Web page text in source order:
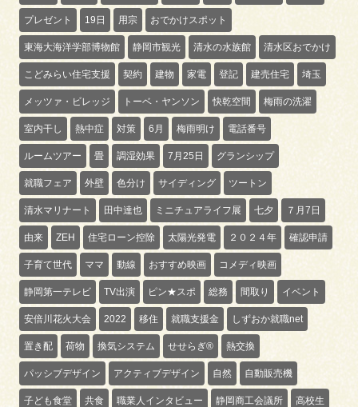
プレゼント 19日 用宗 おでかけスポット
東海大海洋学部博物館 静岡市観光 清水の水族館 清水区おでかけ
こどみらい住宅支援 契約 建物 家電 登記 建売住宅 埼玉
メッツァ・ビレッジ トーベ・ヤンソン 快乾空間 梅雨の洗濯
室内干し 熱中症 対策 6月 梅雨明け 電話番号
ルームツアー 畳 調湿効果 7月25日 グランシップ
就職フェア 外壁 色分け サイディング ツートン
清水マリナート 田中達也 ミニチュアライフ展 七夕 ７月7日
由来 ZEH 住宅ローン控除 太陽光発電 ２０２４年 確認申請
子育て世代 ママ 動線 おすすめ映画 コメディ映画
静岡第一テレビ TV出演 ピン★スポ 総務 間取り イベント
安倍川花火大会 2022 移住 就職支援金 しずおか就職net
置き配 荷物 換気システム せせらぎ® 熱交換
パッシブデザイン アクティブデザイン 自然 自動販売機
子ども食堂 共食 職業人インタビュー 静岡商工会議所 高校生